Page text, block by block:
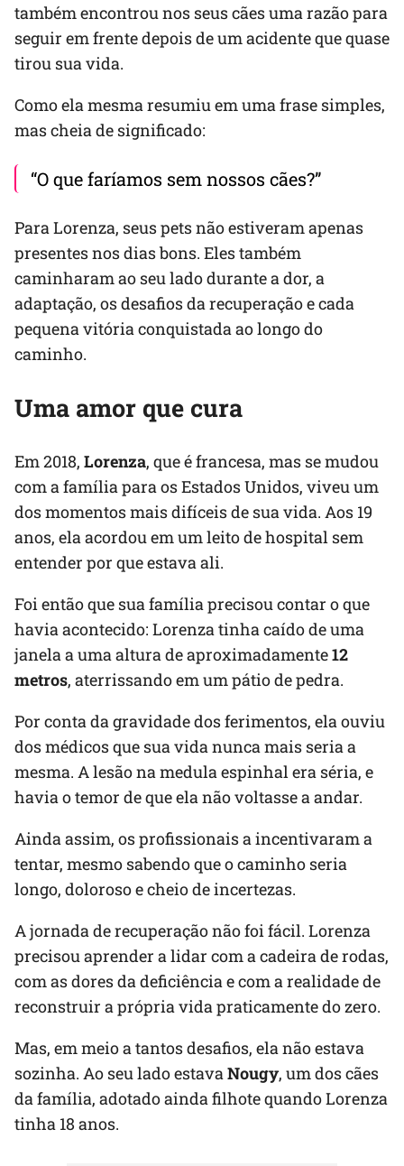
também encontrou nos seus cães uma razão para
seguir em frente depois de um acidente que quase
tirou sua vida.
Como ela mesma resumiu em uma frase simples,
mas cheia de significado:
“O que faríamos sem nossos cães?”
Para Lorenza, seus pets não estiveram apenas
presentes nos dias bons. Eles também
caminharam ao seu lado durante a dor, a
adaptação, os desafios da recuperação e cada
pequena vitória conquistada ao longo do
caminho.
Uma amor que cura
Em 2018, Lorenza, que é francesa, mas se mudou
com a família para os Estados Unidos, viveu um
dos momentos mais difíceis de sua vida. Aos 19
anos, ela acordou em um leito de hospital sem
entender por que estava ali.
Foi então que sua família precisou contar o que
havia acontecido: Lorenza tinha caído de uma
janela a uma altura de aproximadamente12
metros, aterrissando em um pátio de pedra.
Por conta da gravidade dos ferimentos, ela ouviu
dos médicos que sua vida nunca mais seria a
mesma. A lesão na medula espinhal era séria, e
havia o temor de que ela não voltasse a andar.
Ainda assim, os profissionais a incentivaram a
tentar, mesmo sabendo que o caminho seria
longo, doloroso e cheio de incertezas.
A jornada de recuperação não foi fácil. Lorenza
precisou aprender a lidar com a cadeira de rodas,
com as dores da deficiência e com a realidade de
reconstruir a própria vida praticamente do zero.
Mas, em meio a tantos desafios, ela não estava
sozinha. Ao seu lado estavaNougy, um dos cães
da família, adotado ainda filhote quando Lorenza
tinha 18 anos.